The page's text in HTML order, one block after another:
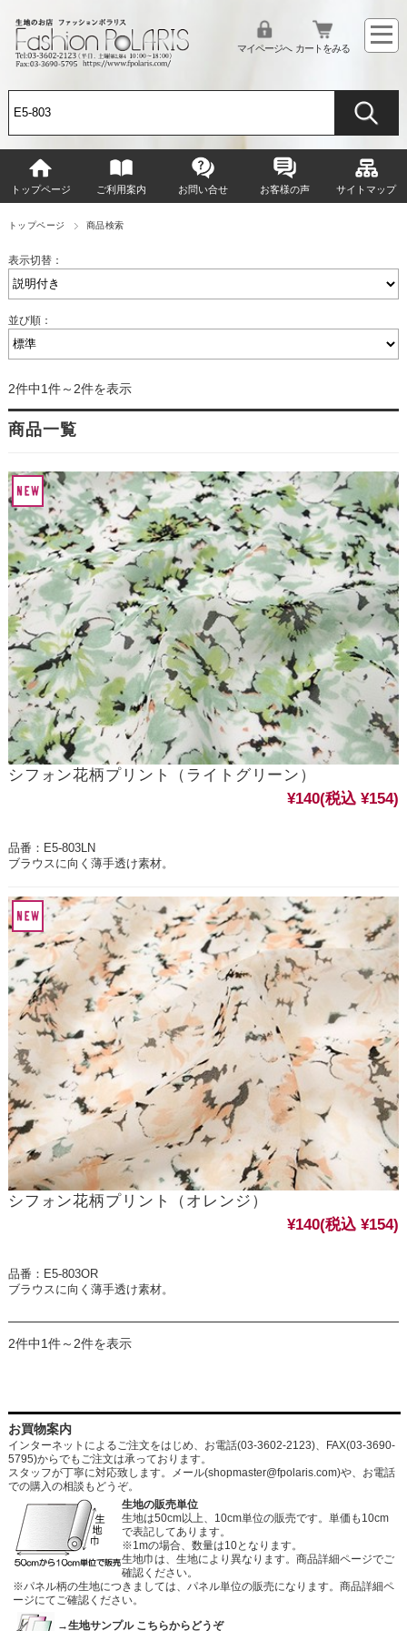
マイページへ カートをみる
トップページ ご利用案内 お問い合せ お客様の声 サイトマップ
トップページ 商品検索
表示切替：
並び順：
2件中1件～2件を表示
商品一覧
シフォン花柄プリント（ライトグリーン）
¥140(税込 ¥154)
品番：E5-803LN
ブラウスに向く薄手透け素材。
シフォン花柄プリント（オレンジ）
¥140(税込 ¥154)
品番：E5-803OR
ブラウスに向く薄手透け素材。
2件中1件～2件を表示
お買物案内
インターネットによるご注文をはじめ、お電話(03-3602-2123)、FAX(03-3690-
5795)からでもご注文は承っております。
スタッフが丁寧に対応致します。メール(shopmaster@fpolaris.com)や、お電話
での購入の相談もどうぞ。
生地の販売単位
生地は50cm以上、10cm単位の販売です。単価も10cm
で表記してあります。
※1mの場合、数量は10となります。
生地巾は、生地により異なります。商品詳細ページでご
確認ください。
※パネル柄の生地につきましては、パネル単位の販売になります。商品詳細ペ
ージにてご確認ください。
→生地サンプル こちらからどうぞ